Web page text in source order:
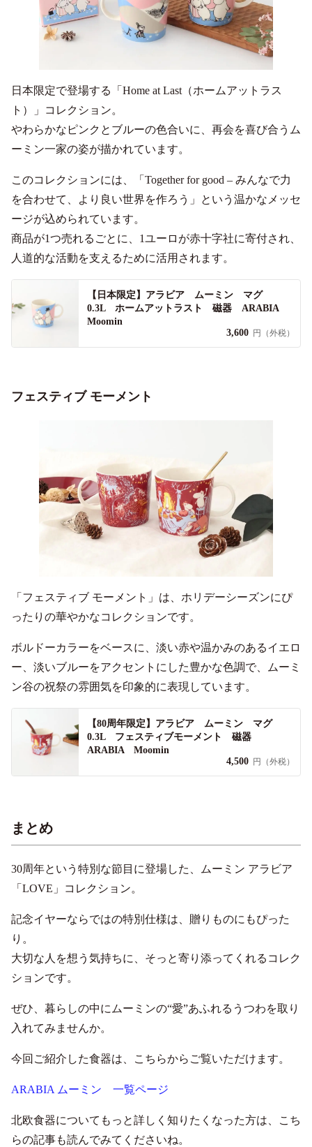
日本限定で登場する「Home at Last（ホームアットラス
ト）」コレクション。
やわらかなピンクとブルーの色合いに、再会を喜び合うム
ーミン一家の姿が描かれています。
このコレクションには、「Together for good – みんなで力
を合わせて、より良い世界を作ろう」という温かなメッセ
ージが込められています。
商品が1つ売れるごとに、1ユーロが赤十字社に寄付され、
人道的な活動を支えるために活用されます。
【日本限定】アラビア ムーミン マグ
0.3L ホームアットラスト 磁器 ARABIA
Moomin
3,600 円（外税）
フェスティブ モーメント
「フェスティブ モーメント」は、ホリデーシーズンにぴ
ったりの華やかなコレクションです。
ボルドーカラーをベースに、淡い赤や温かみのあるイエロ
ー、淡いブルーをアクセントにした豊かな色調で、ムーミ
ン谷の祝祭の雰囲気を印象的に表現しています。
【80周年限定】アラビア ムーミン マグ
0.3L フェスティブモーメント 磁器
ARABIA Moomin
4,500 円（外税）
まとめ
30周年という特別な節目に登場した、ムーミン アラビア
「LOVE」コレクション。
記念イヤーならではの特別仕様は、贈りものにもぴった
り。
大切な人を想う気持ちに、そっと寄り添ってくれるコレク
ションです。
ぜひ、暮らしの中にムーミンの“愛”あふれるうつわを取り
入れてみませんか。
今回ご紹介した食器は、こちらからご覧いただけます。
ARABIA ムーミン 一覧ページ
北欧食器についてもっと詳しく知りたくなった方は、こち
らの記事も読んでみてくださいね。